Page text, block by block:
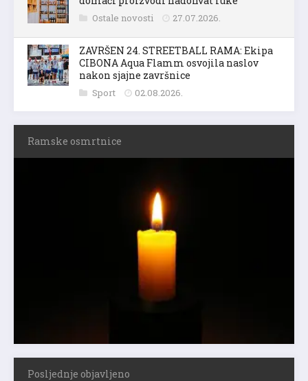
Ostale novosti 27.07.2026.
ZAVRŠEN 24. STREETBALL RAMA: Ekipa
CIBONA Aqua Flamm osvojila naslov
nakon sjajne završnice
Sport 02.08.2026.
Ramske osmrtnice
Posljednje objavljeno